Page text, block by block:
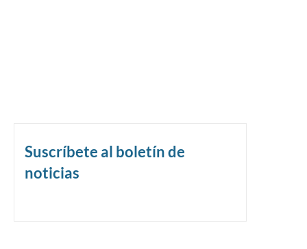
Suscríbete al boletín de
noticias